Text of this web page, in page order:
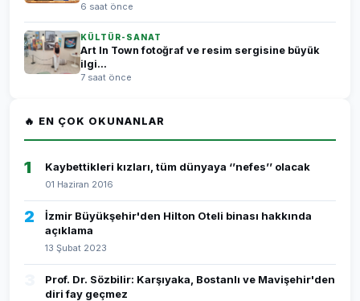
6 saat önce
KÜLTÜR-SANAT
Art In Town fotoğraf ve resim sergisine büyük
ilgi...
7 saat önce
🔥 EN ÇOK OKUNANLAR
1 Kaybettikleri kızları, tüm dünyaya ‘’nefes’’ olacak
01 Haziran 2016
2
İzmir Büyükşehir'den Hilton Oteli binası hakkında
açıklama
13 Şubat 2023
Prof. Dr. Sözbilir: Karşıyaka, Bostanlı ve Mavişehir'den
diri fay geçmez